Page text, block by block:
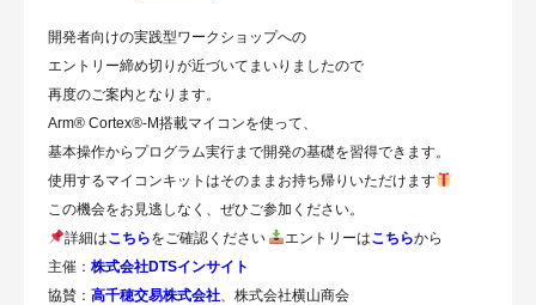
開発者向けの実践型ワークショップへの
エントリー締め切りが近づいてまいりましたので
再度のご案内となります。
Arm® Cortex®-M搭載マイコンを使って、
基本操作からプログラム実行まで開発の基礎を習得できます。
使用するマイコンキットはそのままお持ち帰りいただけます
この機会をお見逃しなく、ぜひご参加ください。
詳細はこちらをご確認ください エントリーはこちらから
主催： 株式会社DTSインサイト
協賛： 高千穂交易株式会社、株式会社横山商会